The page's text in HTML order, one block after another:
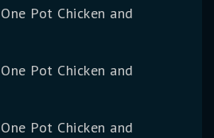
Pot Chicken and
Pot Chicken and
Pot Chicken and